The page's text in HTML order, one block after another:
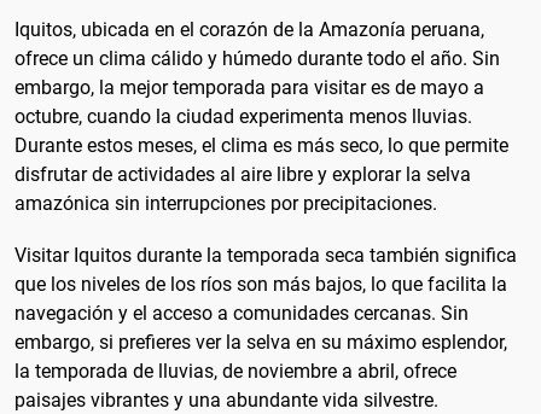
Iquitos, ubicada en el corazón de la Amazonía peruana,
ofrece un clima cálido y húmedo durante todo el año. Sin
embargo, la mejor temporada para visitar es de mayo a
octubre, cuando la ciudad experimenta menos lluvias.
Durante estos meses, el clima es más seco, lo que permite
disfrutar de actividades al aire libre y explorar la selva
amazónica sin interrupciones por precipitaciones.
Visitar Iquitos durante la temporada seca también significa
que los niveles de los ríos son más bajos, lo que facilita la
navegación y el acceso a comunidades cercanas. Sin
embargo, si prefieres ver la selva en su máximo esplendor,
la temporada de lluvias, de noviembre a abril, ofrece
paisajes vibrantes y una abundante vida silvestre.